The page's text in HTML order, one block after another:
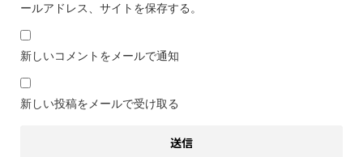
ールアドレス、サイトを保存する。
新しいコメントをメールで通知
新しい投稿をメールで受け取る